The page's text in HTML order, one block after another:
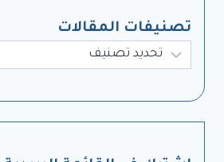
تصنيفات المقالات
تصنيفات